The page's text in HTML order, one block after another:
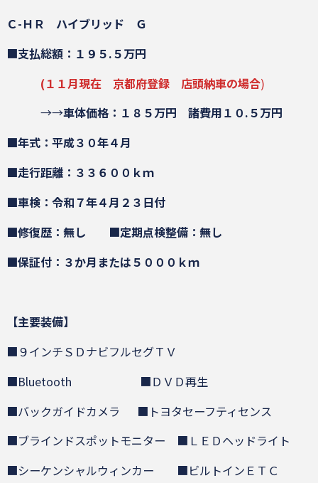
Ｃ-ＨＲ ハイブリッド Ｇ
■支払総額：１９５.５万円
(１１月現在 京都府登録 店頭納車の場合)
→→車体価格：１８５万円
諸費用１０.５万円
■年式：平成３０年４月
■走行距離：３３６００ｋｍ
■車検：令和７年４月２３日付
■修復歴：無し ■定期点検整備：無し
■保証付：３か月または５０００ｋｍ
【主要装備】
■９インチＳＤナビフルセグＴＶ
■Bluetooth ■ＤＶＤ再生
■バックガイドカメラ ■トヨタセーフティセンス
■ブラインドスポットモニター ■ＬＥＤヘッドライト
■シーケンシャルウィンカー ■ビルトインＥＴＣ